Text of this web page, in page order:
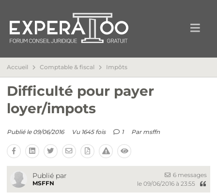
Accueil Comptable & fiscal Impôts
Difficulté pour payer
loyer/impots
Publié le 09/06/2016 Vu 1645 fois 1 Par msffn
Publié par
MSFFN
6 messages
le 09/06/2016 à 23:55